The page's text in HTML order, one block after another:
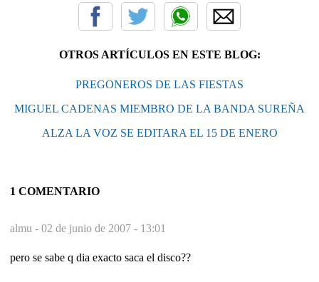
OTROS ARTÍCULOS EN ESTE BLOG:
PREGONEROS DE LAS FIESTAS
MIGUEL CADENAS MIEMBRO DE LA BANDA SUREÑA
ALZA LA VOZ SE EDITARA EL 15 DE ENERO
1 COMENTARIO
almu - 02 de junio de 2007 - 13:01
pero se sabe q dia exacto saca el disco??